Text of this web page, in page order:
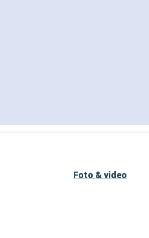
Foto & video